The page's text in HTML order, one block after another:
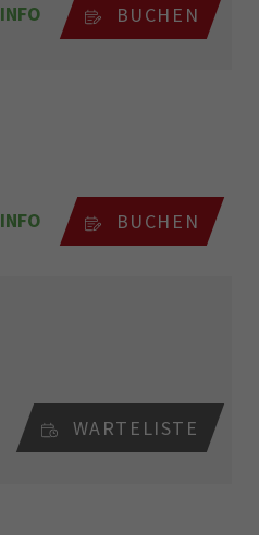
INFO BUCHEN
INFO BUCHEN
WARTELISTE